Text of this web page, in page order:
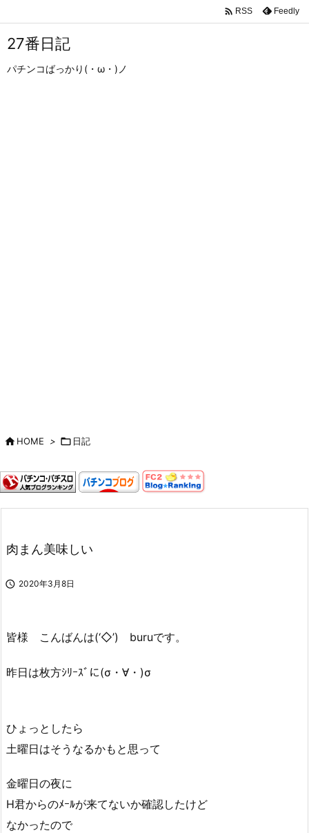
 RSS Feedly
27番日記
パチンコばっかり(・ω・)ノ
HOME >  日記
肉まん美味しい
 2020年3月8日
皆様 こんばんは(‘◇’)ゞburuです。
昨日は枚方ｼﾘｰｽﾞに(σ・∀・)σ
ひょっとしたら
土曜日はそうなるかもと思って
金曜日の夜に
H君からのﾒｰﾙが来てないか確認したけど
なかったので